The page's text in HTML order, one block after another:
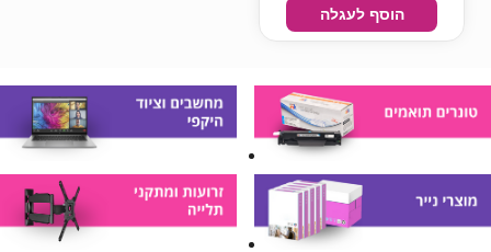
הוסף לעגלה